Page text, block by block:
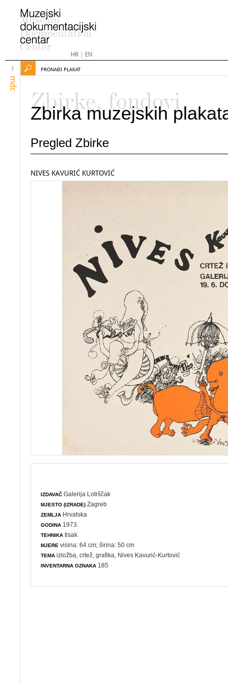
HR| EN
mdc
PRONAĐI PLAKAT
Zbirke, fondovi
Zbirka muzejskih
Pregled Zbirke
NIVES KAVURIĆ KURTOVIĆ
IZDAVAČ Galerija Lotrščak
MJESTO (IZRADE) Zagreb
ZEMLJA Hrvatska
GODINA 1973.
TEHNIKA tisak
MJERE visina: 64 cm; širina: 50 cm
TEMA izložba ,crtež ,grafika , Nives Kavurić-Kurtović
INVENTARNA OZNAKA 185